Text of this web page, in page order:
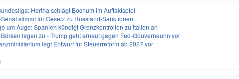
Hertha schlägt Bochum im Auftaktspiel
stimmt für Gesetz zu Russland-Sanktionen
um Auge: Spanien kündigt Grenzkontrollen zu Italien an
Börsen legen zu - Trump geht erneut gegen Fed-Gouverneurin vor
legt Entwurf für Steuerreform ab 2027 vor